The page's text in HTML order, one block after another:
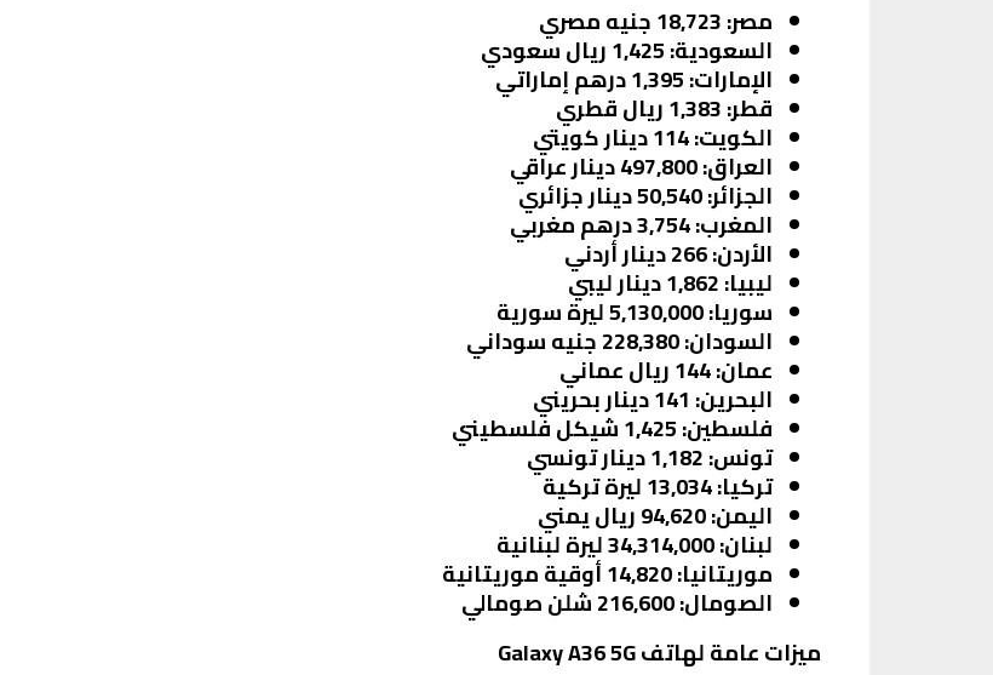
مصر: 18,723 جنيه مصري
السعودية: 1,425 ريال سعودي
الإمارات: 1,395 درهم إماراتي
قطر: 1,383 ريال قطري
الكويت: 114 دينار كويتي
العراق: 497,800 دينار عراقي
الجزائر: 50,540 دينار جزائري
المغرب: 3,754 درهم مغربي
الأردن: 266 دينار أردني
ليبيا: 1,862 دينار ليبي
سوريا: 5,130,000 ليرة سورية
السودان: 228,380 جنيه سوداني
عمان: 144 ريال عماني
البحرين: 141 دينار بحريني
فلسطين: 1,425 شيكل فلسطيني
تونس: 1,182 دينار تونسي
تركيا: 13,034 ليرة تركية
اليمن: 94,620 ريال يمني
لبنان: 34,314,000 ليرة لبنانية
موريتانيا: 14,820 أوقية موريتانية
الصومال: 216,600 شلن صومالي
ميزات عامة لهاتف Galaxy A36 5G